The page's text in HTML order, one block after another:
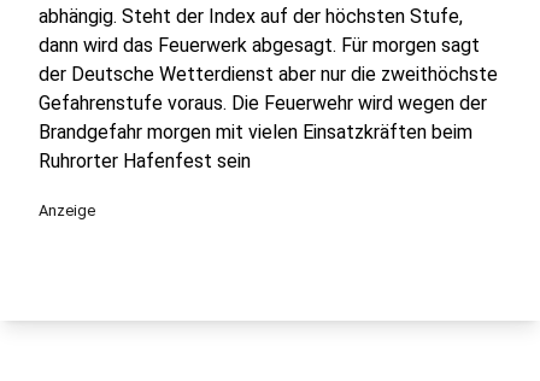
abhängig. Steht der Index auf der höchsten Stufe,
dann wird das Feuerwerk abgesagt. Für morgen sagt
der Deutsche Wetterdienst aber nur die zweithöchste
Gefahrenstufe voraus. Die Feuerwehr wird wegen der
Brandgefahr morgen mit vielen Einsatzkräften beim
Ruhrorter Hafenfest sein
Anzeige